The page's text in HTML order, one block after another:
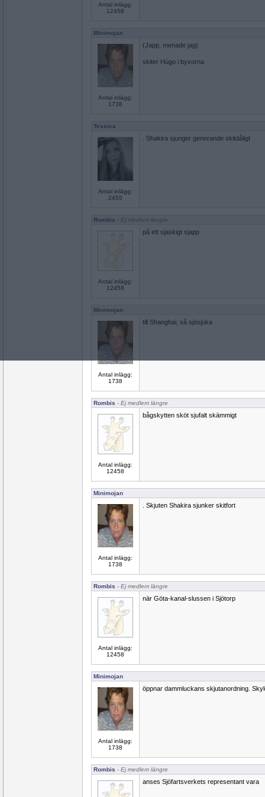
Antal inlägg:
12458
Minimojan
Antal inlägg:
1738
(Japp, menade jag)
skiter Húgo i byxorna
Tessica
Antal inlägg:
2455
. Shakira sjunger generande skitdåligt
Rombis - Ej medlem längre
Antal inlägg:
12458
på ett sjaskigt sjapp
Minimojan
Antal inlägg:
1738
till Shanghai, så sjösjuka
Rombis - Ej medlem längre
Antal inlägg:
12458
bågskytten sköt sjufalt skämmigt
Minimojan
Antal inlägg:
1738
. Skjuten Shakira sjunker skitfort
Rombis - Ej medlem längre
Antal inlägg:
12458
när Göta-kanal-slussen i Sjötorp
Minimojan
Antal inlägg:
1738
öppnar dammluckans skjutanordning.
Rombis - Ej medlem längre
anses Sjöfartsverkets representant vara